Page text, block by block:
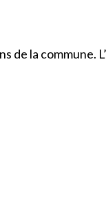
de la commune.